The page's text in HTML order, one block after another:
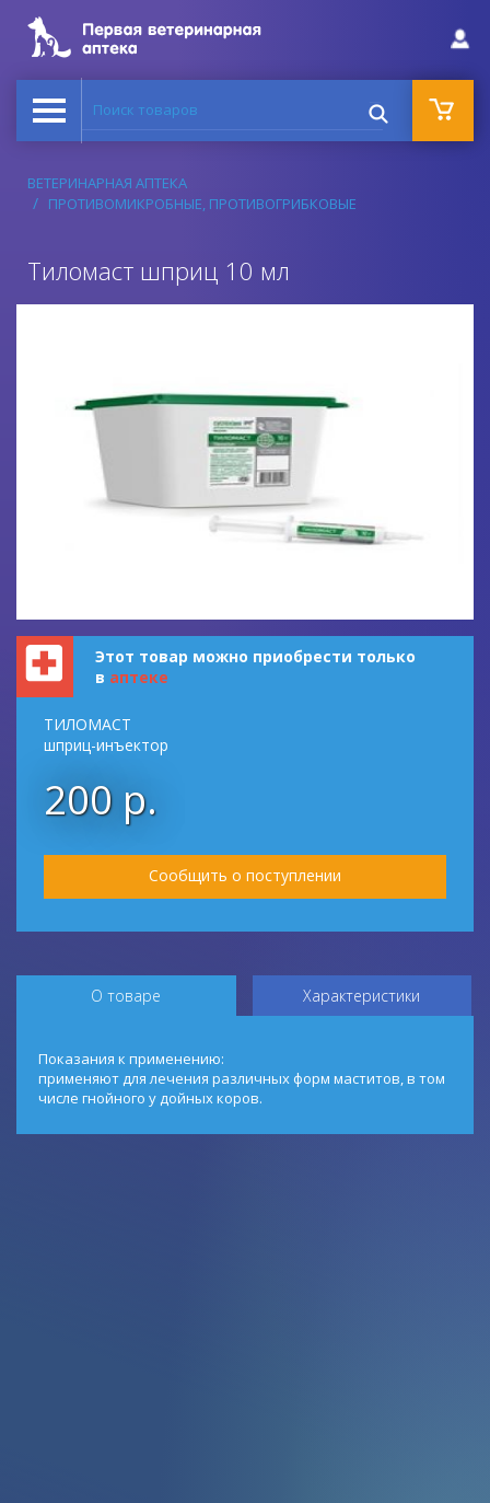
Поиск товаров
ВЕТЕРИНАРНАЯ АПТЕКА
ПРОТИВОМИКРОБНЫЕ, ПРОТИВОГРИБКОВЫЕ
Тиломаст шприц 10 мл
Этот товар можно приобрести только
в аптеке
ТИЛОМАСТ
шприц-инъектор
200 р.
Сообщить о поступлении
О товаре Характеристики
Показания к применению:
применяют для лечения различных форм маститов, в том
числе гнойного у дойных коров.